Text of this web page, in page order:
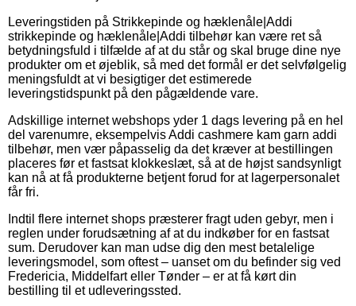
Leveringstiden på Strikkepinde og hæklenåle|Addi
strikkepinde og hæklenåle|Addi tilbehør kan være ret så
betydningsfuld i tilfælde af at du står og skal bruge dine nye
produkter om et øjeblik, så med det formål er det selvfølgelig
meningsfuldt at vi besigtiger det estimerede
leveringstidspunkt på den pågældende vare.
Adskillige internet webshops yder 1 dags levering på en hel
del varenumre, eksempelvis Addi cashmere kam garn addi
tilbehør, men vær påpasselig da det kræver at bestillingen
placeres før et fastsat klokkeslæt, så at de højst sandsynligt
kan nå at få produkterne betjent forud for at lagerpersonalet
får fri.
Indtil flere internet shops præsterer fragt uden gebyr, men i
reglen under forudsætning af at du indkøber for en fastsat
sum. Derudover kan man udse dig den mest betalelige
leveringsmodel, som oftest – uanset om du befinder sig ved
Fredericia, Middelfart eller Tønder – er at få kørt din
bestilling til et udleveringssted.